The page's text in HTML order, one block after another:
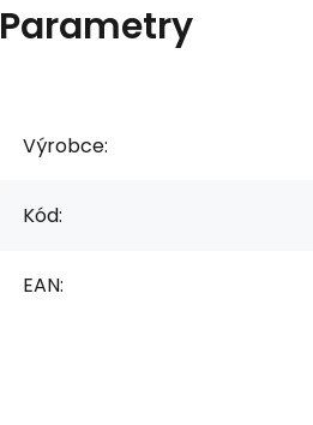
Parametry
Výrobce:
Kód:
EAN: